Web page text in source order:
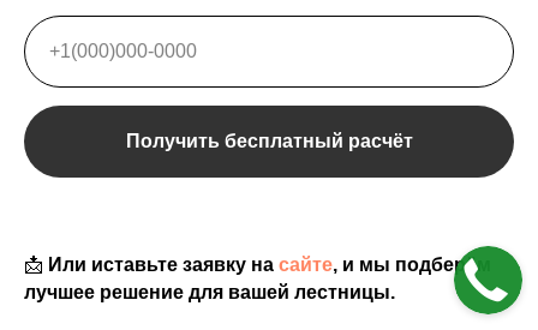
Получить бесплатный расчёт
📩 Или иставьте заявку на сайте, и мы подберём
лучшее решение для вашей лестницы.